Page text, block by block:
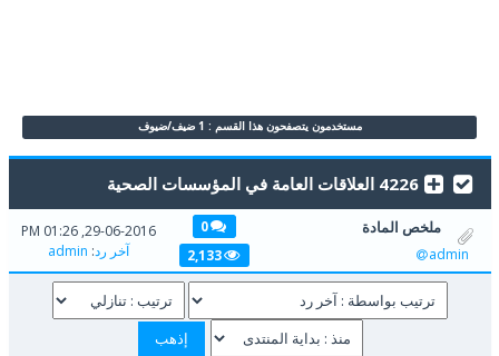
مستخدمون يتصفحون هذا القسم : 1 ضيف/ضيوف
4226 العلاقات العامة في المؤسسات الصحية
ملخص المادة
admin
0
2,133
29-06-2016, 01:26 PM
آخر رد:
admin